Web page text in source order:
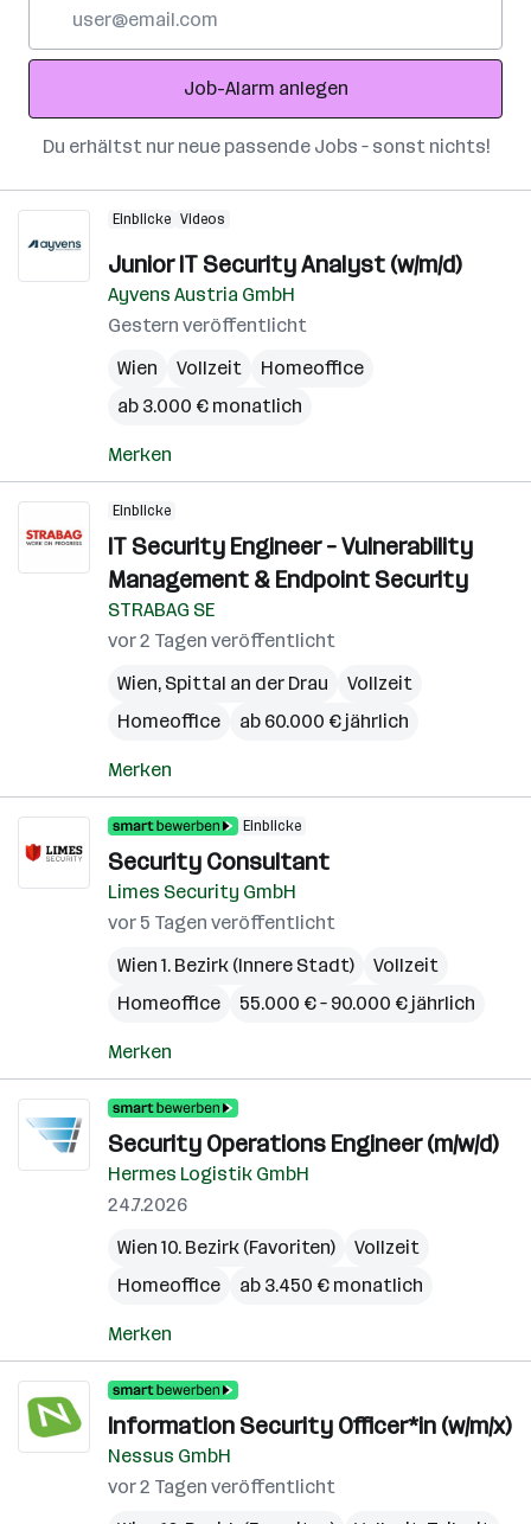
Adresse
Job-Alarm anlegen
Du erhältst nur neue passende Jobs – sonst nichts!
Einblicke Videos
Junior IT Security Analyst (w/m/d)
Ayvens Austria GmbH
Gestern veröffentlicht
Wien
Vollzeit
Homeoffice
ab 3.000 € monatlich
Merken
Einblicke
IT Security Engineer – Vulnerability
Management & Endpoint Security
STRABAG SE
vor 2 Tagen veröffentlicht
Wien, Spittal an der Drau
Vollzeit
Homeoffice
ab 60.000 € jährlich
Merken
Einblicke
Security Consultant
Limes Security GmbH
vor 5 Tagen veröffentlicht
Wien 1. Bezirk (Innere Stadt)
Vollzeit
Homeoffice
55.000 € – 90.000 € jährlich
Merken
Security Operations Engineer (m/w/d)
Hermes Logistik GmbH
24.7.2026
Wien 10. Bezirk (Favoriten)
Vollzeit
Homeoffice
ab 3.450 € monatlich
Merken
Information Security Officer*in (w/m/x)
Nessus GmbH
vor 2 Tagen veröffentlicht